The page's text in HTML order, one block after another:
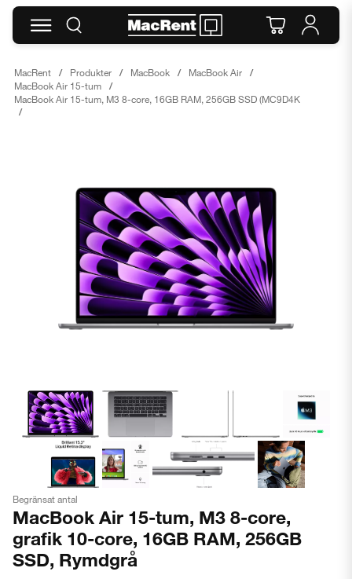
MacRent Produkter MacBook
MacBook Air
MacBook Air 15-tum
MacBook Air 15-tum, M3 8-core, 16GB RAM, 256GB SSD (MC9D4K
Begränsat antal
MacBook Air 15-tum, M3 8-core,
grafik 10-core, 16GB RAM, 256GB
SSD, Rymdgrå